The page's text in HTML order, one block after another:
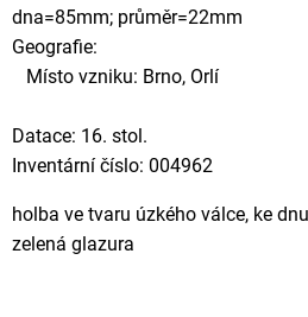
dna=85mm; průměr=22mm
Geografie:
Místo vzniku: Brno, Orlí
Datace: 16. stol.
Inventární číslo: 004962
holba ve tvaru úzkého válce, ke
zelená glazura